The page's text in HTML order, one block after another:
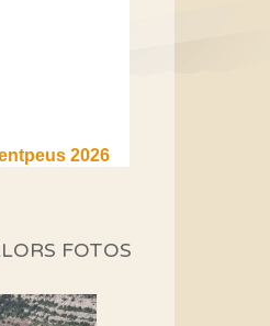
caminar,
FOTOS